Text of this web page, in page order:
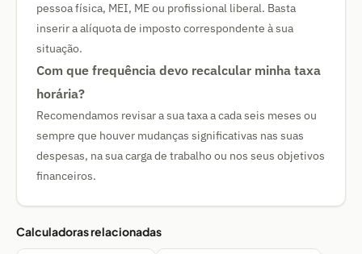
pessoa física, MEI, ME ou profissional liberal. Basta
inserir a alíquota de imposto correspondente à sua
situação.
Com que frequência devo recalcular minha taxa
horária?
Recomendamos revisar a sua taxa a cada seis meses ou
sempre que houver mudanças significativas nas suas
despesas, na sua carga de trabalho ou nos seus objetivos
financeiros.
Calculadoras relacionadas